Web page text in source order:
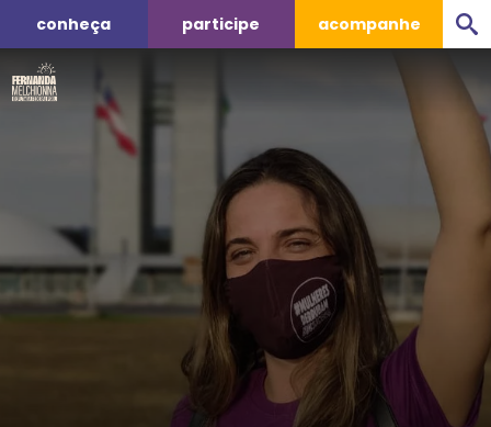
conheça participe acompanhe